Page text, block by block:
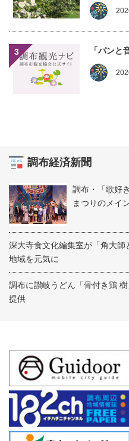
3 「パンと
調布経済新聞
調布・「歌好
まつりのメイ
深大寺食文化編集室が「角大
地域を元気に
調布に讃岐うどん「骨付き鶏
提供